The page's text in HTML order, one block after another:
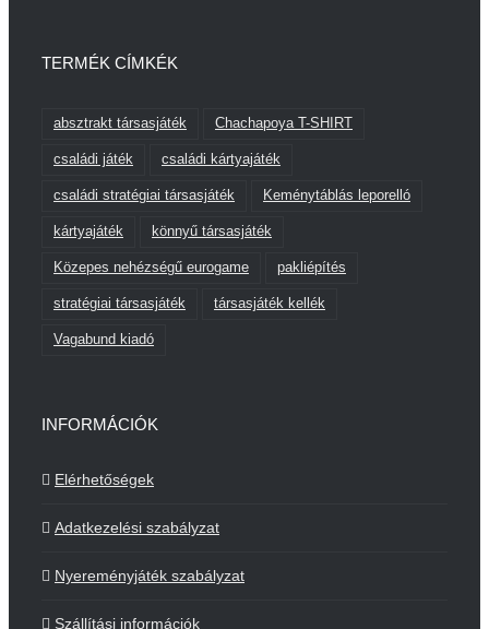
TERMÉK CÍMKÉK
absztrakt társasjáték Chachapoya T-SHIRT
családi játék családi kártyajáték
családi stratégiai társasjáték Keménytáblás leporelló
kártyajáték könnyű társasjáték
Közepes nehézségű eurogame pakliépítés
stratégiai társasjáték társasjáték kellék
Vagabund kiadó
INFORMÁCIÓK
Elérhetőségek
Adatkezelési szabályzat
Nyereményjáték szabályzat
Szállítási információk